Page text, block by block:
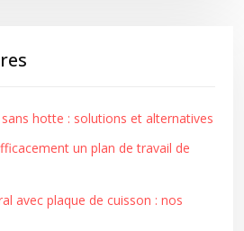
hotte : solutions et alternatives
un plan de travail de
avec plaque de cuisson : nos